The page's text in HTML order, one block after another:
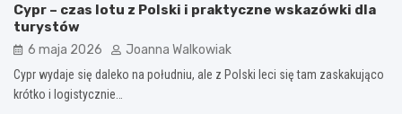
Cypr – czas lotu z Polski i praktyczne wskazówki dla
turystów
6 maja 2026 Joanna Walkowiak
Cypr wydaje się daleko na południu, ale z Polski leci się tam zaskakująco
krótko i logistycznie…